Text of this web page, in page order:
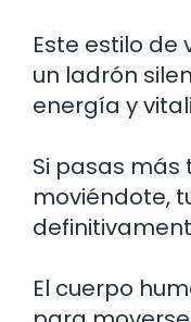
Este estilo de
un ladrón
energía y
Si pasas más
moviéndote,
El cuerpo